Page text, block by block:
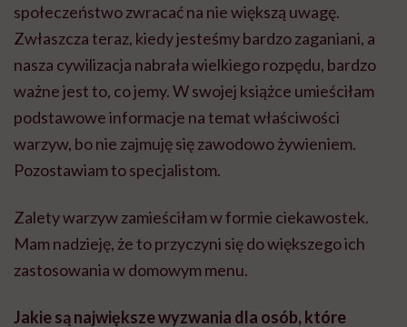
społeczeństwo zwracać na nie większą uwagę.
Zwłaszcza teraz, kiedy jesteśmy bardzo zaganiani, a
nasza cywilizacja nabrała wielkiego rozpędu, bardzo
ważne jest to, co jemy. W swojej książce umieściłam
podstawowe informacje na temat właściwości
warzyw, bo nie zajmuję się zawodowo żywieniem.
Pozostawiam to specjalistom.
Zalety warzyw zamieściłam w formie ciekawostek.
Mam nadzieję, że to przyczyni się do większego ich
zastosowania w domowym menu.
Jakie są największe wyzwania dla osób, które